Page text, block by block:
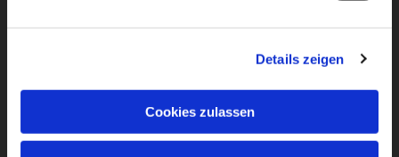
Details zeigen
Cookies zulassen